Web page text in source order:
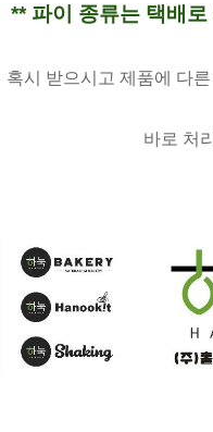
** 파이 종류는 택배
혹시 받으시고 제품에 다
바로 처